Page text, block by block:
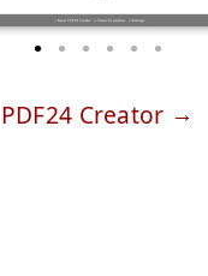
PDF24 Creator